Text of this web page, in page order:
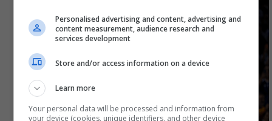
Personalised advertising and content, advertising and
content measurement, audience research and
services development
Store and/or access information on a device
Learn more
Your personal data will be processed and information from
your device (cookies, unique identifiers, and other device